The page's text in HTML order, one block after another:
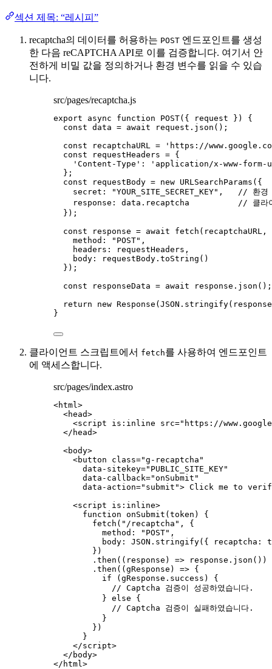
섹션 제목: “레시피”
recaptcha의 데이터를 허용하는 POST 엔드포인트를 생성
한 다음 reCAPTCHA API로 이를 검증합니다. 여기서 안
전하게 비밀 값을 정의하거나 환경 변수를 읽을 수 있습
니다.
src/pages/recaptcha.js
export async function POST( { request } )
{
const data = await request . json ();
const
recaptchaURL = ' https://
const
requestHeaders = {
' Content-Type ' : ' application/x-www-form-
} ;
const
requestBody = new URLSearchParams ( {
secret:
"YOUR_SITE_SECRET_KEY" ,
// 환경
response: data . recaptcha
// 클라
} );
const
response = await fetch ( recaptchaURL ,
method:
" POST" ,
headers:
requestHeaders ,
body:
requestBody . toString ()
} );
const
responseData = await response . json ();
return
new Response ( JSON . stringify(
}
클라이언트 스크립트에서 fetch를 사용하여 엔드포인트
에 액세스합니다.
src/pages/index.astro
<html >
<head>
<script is:inline src=" https://
</ head>
<body>
<button class="g-recaptcha "
data-sitekey=" PUBLIC_SITE_KEY"
data-callback="onSubmit "
data-action=" submit "> Click me to
<script is:inline>
function onSubmit ( token )
{
fetch ( " /recaptcha " ,
{
method:
" POST" ,
body: JSON . stringify({ recaptcha:
})
. then ( ( response ) => response . json ())
. then ( ( gResponse ) => {
if ( gResponse . success ) {
// Captcha 검증이 성공하였습니다.
} else {
// Captcha 검증이 실패하였습니다.
}
})
}
</script>
</ body>
</ html >